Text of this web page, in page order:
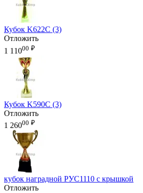
Кубок K622C (3)
Отложить
1 11000 ₽
Кубок K590C (3)
Отложить
1 26000 ₽
кубок наградной РУС1110 с крышкой
Отложить